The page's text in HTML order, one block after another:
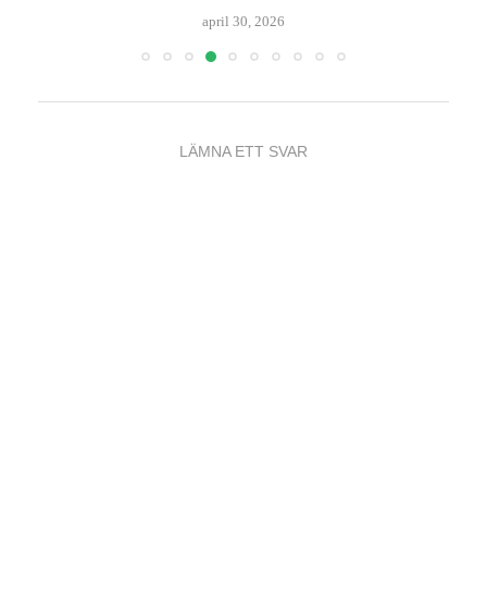
april 30, 2026
LÄMNA ETT SVAR